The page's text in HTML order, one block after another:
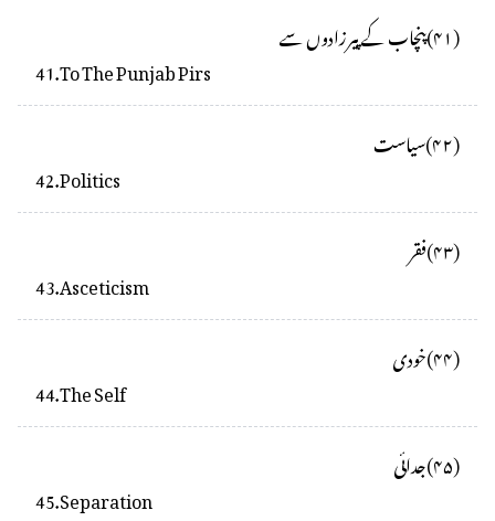
(۴۱)پنچاب کے پیرزادوں سے
41.To The Punjab Pirs
(۴۲)سیاست
42.Politics
(۴۳)فقر
43.Asceticism
(۴۴)خودی
44.The Self
(۴۵)جدائی
45.Separation